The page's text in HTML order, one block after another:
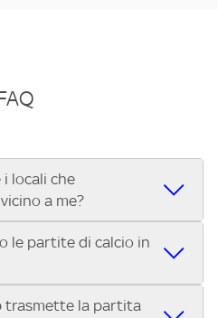
i locali che
a me?
o locale vicino a te per
la Serie C Sky Wifi, la
UEFA Europa League, la UEFA
la Formula 1®, la MotoGP™ e
le partite di calcio in
ristoranti mostrano le partite
trasmette la partita